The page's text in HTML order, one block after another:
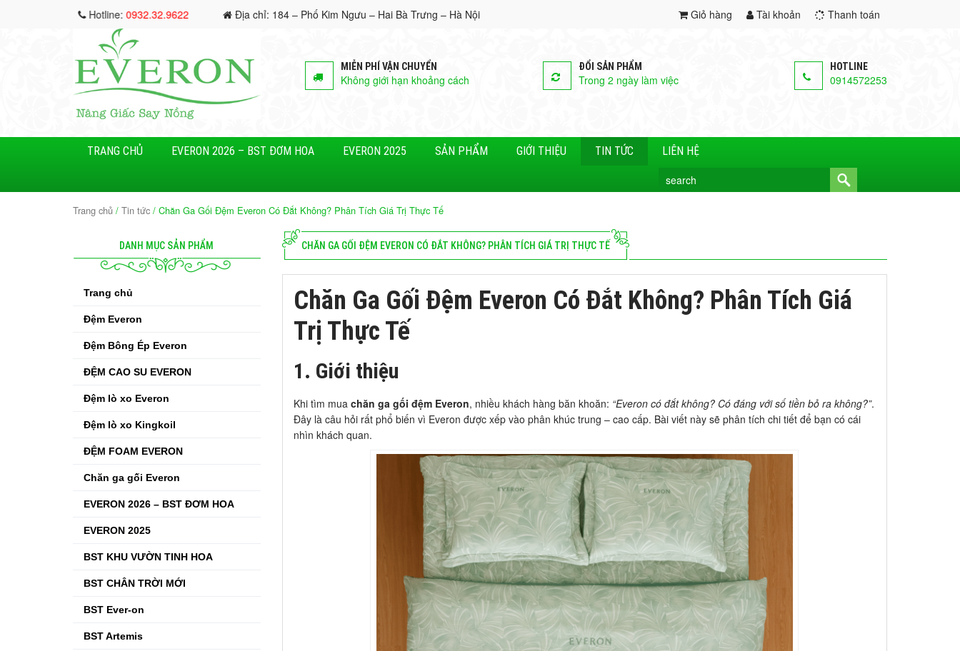
Hotline:0932.32.9622 Địa chỉ: 184 – Phố Kim Ngưu – Hai Bà Trưng – Hà Nội Giỏ hàng Tài khoản Thanh toán
MIỄN PHÍ VẬN CHUYỂN
Không giới hạn khoảng cách
ĐỔI SẢN PHẨM
Trong 2 ngày làm việc
HOTLINE
0914572253
TRANG CHỦ EVERON 2026 – BST ĐƠM HOA EVERON 2025 SẢN PHẨM GIỚI THIỆU TIN TỨC LIÊN HỆ
Trang chủ / Tin tức / Chăn Ga Gối Đệm Everon Có Đắt Không? Phân Tích Giá Trị Thực Tế
DANH MỤC SẢN PHẨM
Trang chủ
Đệm Everon
Đệm Bông Ép Everon
ĐỆM CAO SU EVERON
Đệm lò xo Everon
Đệm lò xo Kingkoil
ĐỆM FOAM EVERON
Chăn ga gối Everon
EVERON 2026 – BST ĐƠM HOA
EVERON 2025
BST KHU VƯỜN TINH HOA
BST CHÂN TRỜI MỚI
BST Ever-on
BST Artemis
CHĂN GA GỐI ĐỆM EVERON CÓ ĐẮT KHÔNG? PHÂN TÍCH GIÁ TRỊ THỰC TẾ
Chăn Ga Gối Đệm Everon Có Đắt Không? Phân Tích Giá
Trị Thực Tế
1. Giới thiệu
Khi tìm mua chăn ga gối đệm Everon, nhiều khách hàng băn khoăn: “Everon có đắt không? Có đáng với số tiền bỏ ra không?”.
Đây là câu hỏi rất phổ biến vì Everon được xếp vào phân khúc trung – cao cấp. Bài viết này sẽ phân tích chi tiết để bạn có cái
nhìn khách quan.